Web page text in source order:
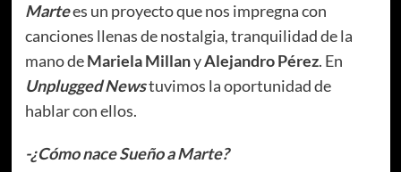
Martees un proyecto que nos impregna con
canciones llenas de nostalgia, tranquilidad de la
mano deMariela MillanyAlejandro Pérez. En
Unplugged Newstuvimos la oportunidad de
hablar con ellos.
-¿Cómo nace Sueño a Marte?